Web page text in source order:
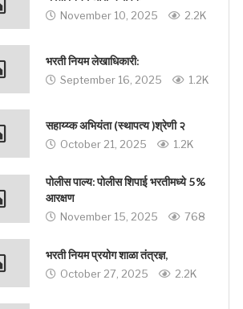
November 10, 2025 2.2K
भरती नियम लेखाधिकारी:
September 16, 2025 1.2K
सहाय्य्क अभियंता (स्थापत्य )श्रेणी २
October 21, 2025 1.2K
पोलीस पाल्य: पोलीस शिपाई भरतीमध्ये 5%
आरक्षण
November 15, 2025 768
भरती नियम प्रयोग शाळा तंत्रज्ञ,
October 27, 2025 2.2K